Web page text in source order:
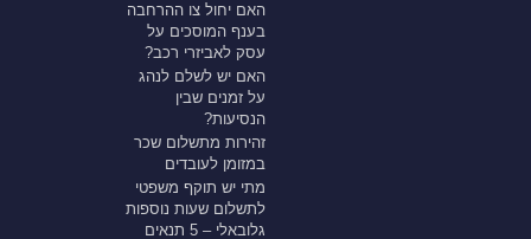
האם יחול צו ההרחבה
בענף המוסכים על
עסק לאביזרי רכב?
האם יש לשלם לנהג
על זמנים שבין
הנסיעות?
זהירות מתשלום שכר
במזומן לעובדים
מתי יש תוקף משפטי
לתשלום שעות נוספות
גלובאלי – 5 תנאים